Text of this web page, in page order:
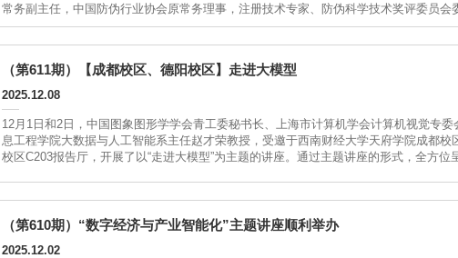
常务副主任，中国防伪行业协会原常务理事，注册技术专家、防伪科学技术奖评委员会
授担任主讲，为现场学子带来文字文化、货币历史与金融实践的专业分享。讲座现场讲
（第611期）【成都校区、德阳校区】走进大模型
2025.12.08
12月1日和2日，中国图象图形学学会青工委秘书长、上海市计算机学会计算机视觉专
息工程学院大数据与人工智能系主任赵才荣教授，受邀于西南财经大学天府学院成都校
校区C203报告厅，开展了以“走进大模型”为主题的讲座。通过主题讲座的形式，全方位
（第610期）“数字经济与产业智能化”主题讲座顺利举办
2025.12.02